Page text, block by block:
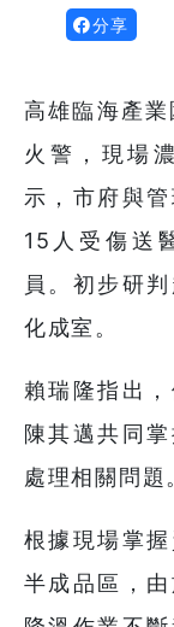
分享
高雄臨海產
火警，現場
示，市府與
15人受傷送
員。初步研
化成室。
賴瑞隆指出
陳其邁共同
處理相關問題
根據現場掌
半成品區，